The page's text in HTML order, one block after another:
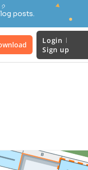
posts.
Login
Sign up